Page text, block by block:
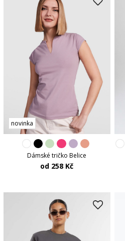
novinka
Dámské tričko Belice
od 258 Kč